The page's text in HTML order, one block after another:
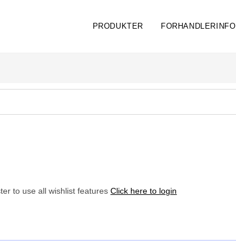
PRODUKTER FORHANDLERINFO
to use all wishlist featuresClick here to login